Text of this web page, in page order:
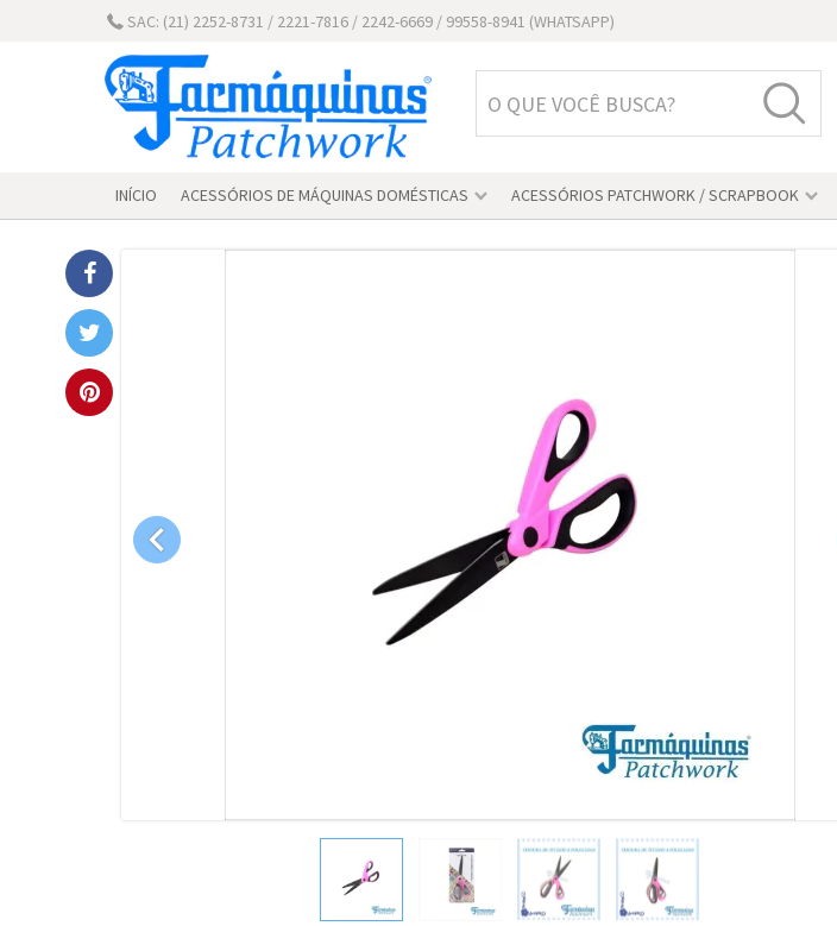
SAC: (21) 2252-8731 / 2221-7816 / 2242-6669 / 99558-8941 (WHATSAPP)
INÍCIO ACESSÓRIOS DE MÁQUINAS DOMÉSTICAS ACESSÓRIOS PATCHWORK / SCRAPBOOK
